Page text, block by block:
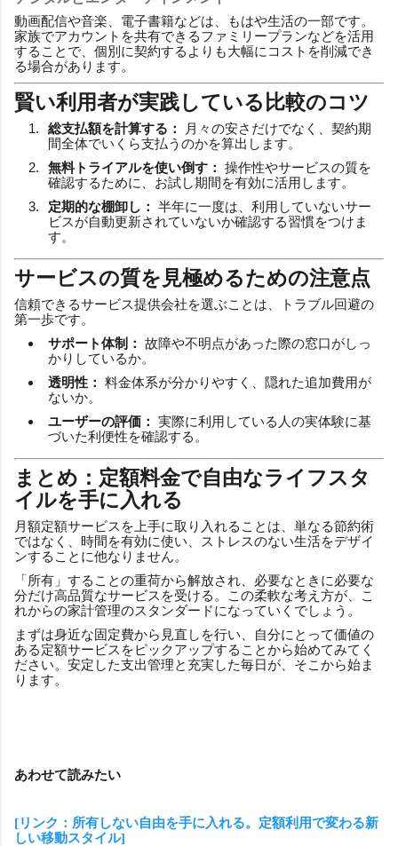
動画配信や音楽、電子書籍などは、もはや生活の一部です。
家族でアカウントを共有できるファミリープランなどを活用
することで、個別に契約するよりも大幅にコストを削減でき
る場合があります。
賢い利用者が実践している比較のコツ
総支払額を計算する：
月々の安さだけでなく、契約期
間全体でいくら支払うのかを算出します。
無料トライアルを使い倒す： 操作性やサービスの質を
確認するために、お試し期間を有効に活用します。
定期的な棚卸し： 半年に一度は、利用していないサー
ビスが自動更新されていないか確認する習慣をつけま
す。
サービスの質を見極めるための注意点
信頼できるサービス提供会社を選ぶことは、トラブル回避の
第一歩です。
サポート体制： 故障や不明点があった際の窓口がしっ
かりしているか。
透明性： 料金体系が分かりやすく、隠れた追加費用が
ないか。
ユーザーの評価： 実際に利用している人の実体験に基
づいた利便性を確認する。
まとめ：定額料金で自由なライフスタ
イルを手に入れる
月額定額サービスを上手に取り入れることは、単なる節約術
ではなく、時間を有効に使い、ストレスのない生活をデザイ
ンすることに他なりません。
「所有」することの重荷から解放され、必要なときに必要な
分だけ高品質なサービスを受ける。この柔軟な考え方が、こ
れからの家計管理のスタンダードになっていくでしょう。
まずは身近な固定費から見直しを行い、自分にとって価値の
ある定額サービスをピックアップすることから始めてみてく
ださい。安定した支出管理と充実した毎日が、そこから始ま
ります。
あわせて読みたい
[リンク：所有しない自由を手に入れる。定額利用で変わる新
しい移動スタイル]